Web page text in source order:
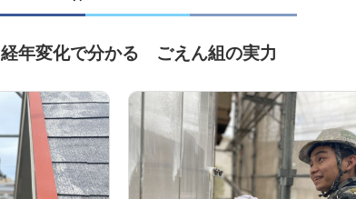
経年変化で分かる ごえん組の実力